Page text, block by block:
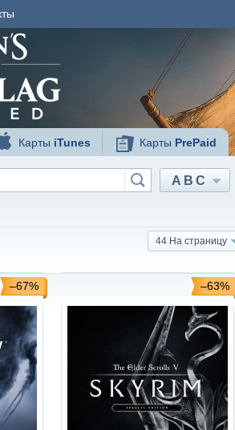
Карты iTunes Карты PrePaid
ABC
44 На страницу
–67% –63%